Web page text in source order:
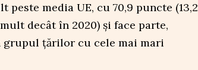
peste media UE, cu 70,9 puncte (13,2
decât în 2020) și face parte,
grupul țărilor cu cele mai mari